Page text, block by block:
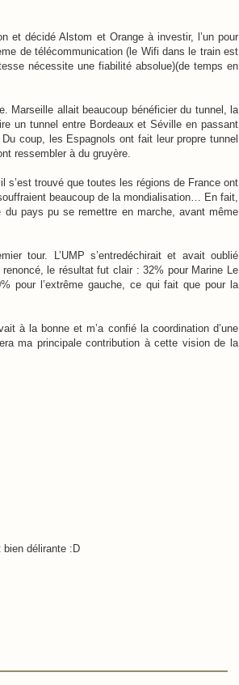
et décidé Alstom et Orange à investir, l’un pour
de télécommunication (le Wifi dans le train est
nécessite une fiabilité absolue)(de temps en
Marseille allait beaucoup bénéficier du tunnel, la
un tunnel entre Bordeaux et Séville en passant
coup, les Espagnols ont fait leur propre tunnel
ressembler à du gruyère.
trouvé que toutes les régions de France ont
beaucoup de la mondialisation… En fait,
pays pu se remettre en marche, avant même
tour. L’UMP s’entredéchirait et avait oublié
le résultat fut clair : 32% pour Marine Le
pour l’extrême gauche, ce qui fait que pour la
à la bonne et m’a confié la coordination d’une
ma principale contribution à cette vision de la
délirante :D